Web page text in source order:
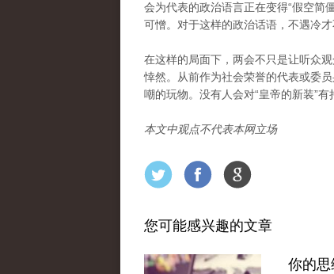
会为代表的政治语言正在变得“假空简
可憎。对于这样的政治话语，不遇冷才
在这样的局面下，两会不只是让听众
悻然。从前作为社会荣誉的代表或委
嘲的玩物。没有人会对“皇帝的新装”有
本文中观点不代表本网立场
您可能感兴趣的文章
你的